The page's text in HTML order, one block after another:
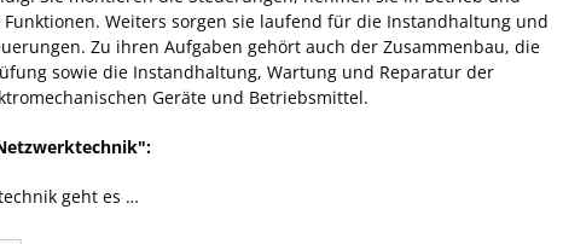
Weiters sorgen sie laufend für die Instandhaltung und
Zu ihren Aufgaben gehört auch der Zusammenbau, die
sowie die Instandhaltung, Wartung und Reparatur der
Geräte und Betriebsmittel.
geht es …